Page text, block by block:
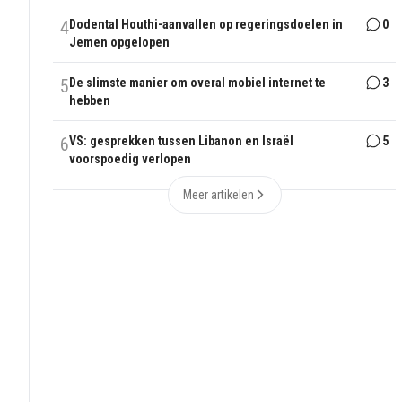
4Dodental Houthi-aanvallen op regeringsdoelen in
Jemen opgelopen
0
5 De slimste manier om overal mobiel internet te
hebben
3
6VS: gesprekken tussen Libanon en Israël
voorspoedig verlopen
5
Meer artikelen